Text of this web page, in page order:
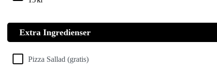
Extra Ingredienser
Pizza Sallad (gratis)